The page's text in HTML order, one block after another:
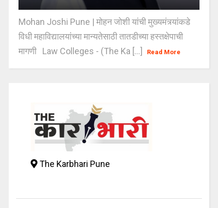
Mohan Joshi Pune | मोहन जोशी यांची मुख्यमंत्र्यांकडे
विधी महाविद्यालयांच्या मान्यतेसाठी तातडीच्या हस्तक्षेपाची
मागणी Law Colleges - (The Ka [...]
Read More
The Karbhari Pune